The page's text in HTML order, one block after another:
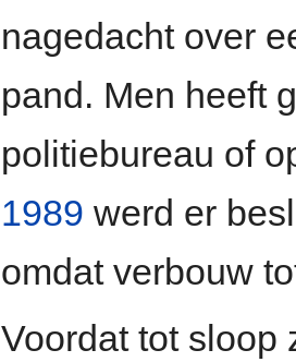
nagedacht over
pand. Men heeft
politiebureau of
1989 werd er
omdat verbouw
Voordat tot sloop